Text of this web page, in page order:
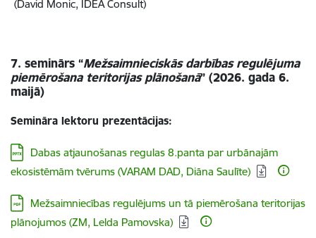
(David Monic, IDEA Consult)
7. seminārs “Mežsaimnieciskās darbības regulējuma
piemērošana teritorijas plānošanā” (2026. gada 6.
maijā)
Semināra lektoru prezentācijas:
Lejupielādēt:
Dabas atjaunošanas regulas 8.panta par urbānajām
ekosistēmām tvērums (VARAM DAD, Diāna Saulīte)
Lejupielādēt:
Mežsaimniecības regulējums un tā piemērošana teritorijas
plānojumos (ZM, Lelda Pamovska)